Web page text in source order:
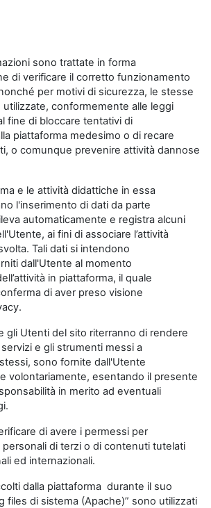
sono trattate in forma
di verificare il corretto funzionamento
per motivi di sicurezza, le stesse
conformemente alle leggi
fine di bloccare tentativi di
piattaforma medesimo o di recare
o comunque prevenire attività dannose
e le attività didattiche in essa
l'inserimento di dati da parte
automaticamente e registra alcuni
ai fini di associare l’attività
Tali dati si intendono
dall'Utente al momento
in piattaforma, il quale
di aver preso visione
gli Utenti del sito riterranno di rendere
e gli strumenti messi a
sono fornite dall'Utente
volontariamente, esentando il presente
in merito ad eventuali
di avere i permessi per
personali di terzi o di contenuti tutelati
ed internazionali.
dalla piattaforma durante il suo
files di sistema (Apache)” sono utilizzati